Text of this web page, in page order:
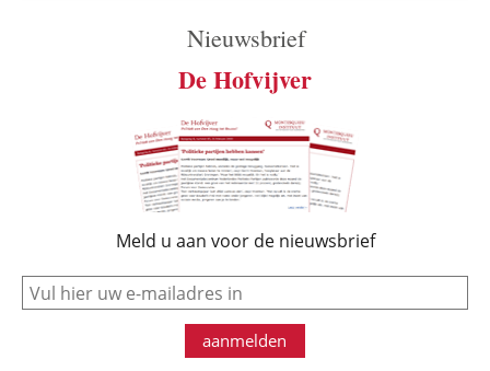
Nieuwsbrief
De Hofvijver
Meld u aan voor de nieuwsbrief
e-mail
aanmelden